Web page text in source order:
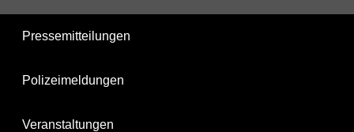
Pressemitteilungen
Polizeimeldungen
Veranstaltungen